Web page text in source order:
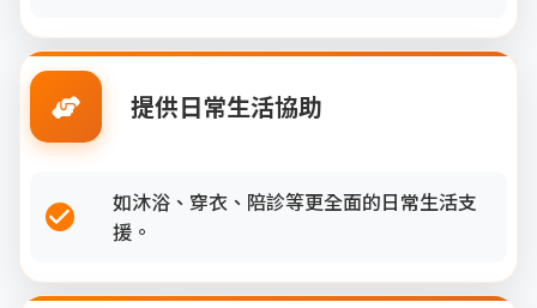
提供日常生活協助
如沐浴、穿衣、陪診等更全面的日常生活支
援。